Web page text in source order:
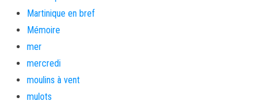
Martinique en bref
Mémoire
mer
mercredi
moulins à vent
mulots